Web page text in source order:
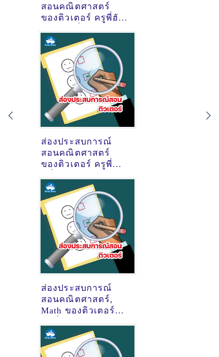
สอนคณิตศาสตร์
ของติวเตอร์ ครูพี่ฮัซ
@หมู่บ้านเศรษฐสิริ
แจ้งวัฒนะประชาชื่น
ตำบลบ้านใหม่
อำเภอปากเกร็ด
จังหวัดนนทบุรี
ส่องประสบการณ์
สอนคณิตศาสตร์
ของติวเตอร์ ครูพี่
ผูกประยูร @ถนนช้าว
หลาม บางแสน
ส่องประสบการณ์
สอนคณิตศาสตร์,
Math ของติวเตอร์
สุระ @Space 109
แจ่มฟ้า